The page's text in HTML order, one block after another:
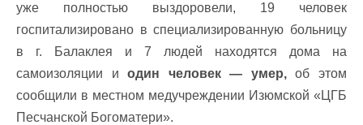
уже полностью выздоровели, 19 человек
госпитализировано в специализированную больницу
в г. Балаклея и 7 людей находятся дома на
самоизоляции иодин человек — умер,об этом
сообщили в местном медучреждении Изюмской «ЦГБ
Песчанской Богоматери».